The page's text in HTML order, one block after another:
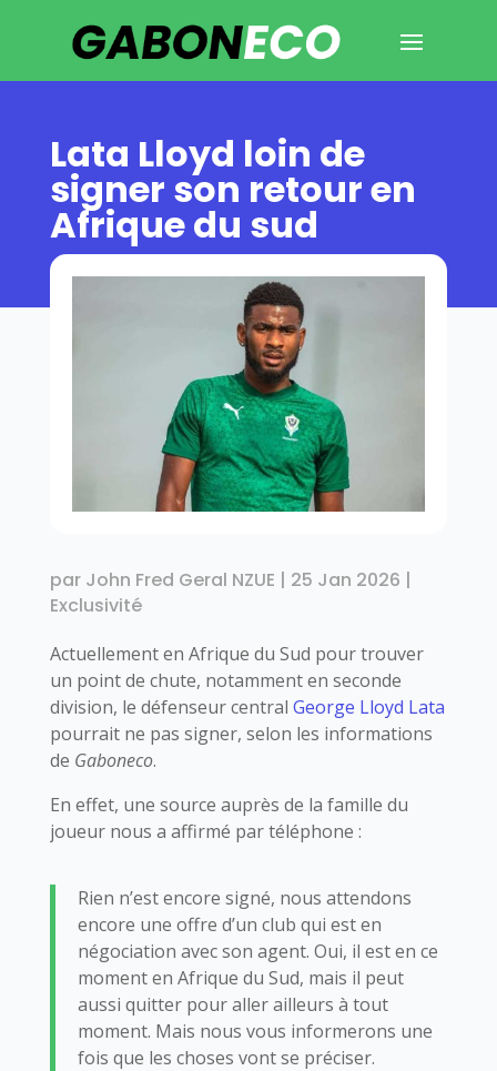
Lata Lloyd loin de
signer son retour en
Afrique du sud
par John Fred Geral NZUE | 25 Jan 2026 |
Exclusivité
Actuellement en Afrique du Sud pour trouver
un point de chute, notamment en seconde
division, le défenseur central George Lloyd Lata
pourrait ne pas signer, selon les informations
de Gaboneco.
En effet, une source auprès de la famille du
joueur nous a affirmé par téléphone :
Rien n’est encore signé, nous attendons
encore une offre d’un club qui est en
négociation avec son agent. Oui, il est en ce
moment en Afrique du Sud, mais il peut
aussi quitter pour aller ailleurs à tout
moment. Mais nous vous informerons une
fois que les choses vont se préciser.